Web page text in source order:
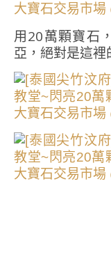
用20萬顆寶石
亞，絕對是這裡